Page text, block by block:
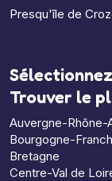
Presqu'île de
Trouver le
Auvergne-Rhône-
Bourgogne-
Bretagne
Centre-Val de